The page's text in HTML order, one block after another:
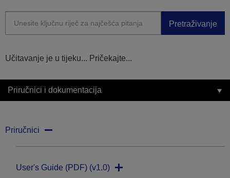
Pretraživanje
Učitavanje je u tijeku... Pričekajte...
Priručnici i dokumentacija
Priručnici
User's Guide (PDF) (v1.0)